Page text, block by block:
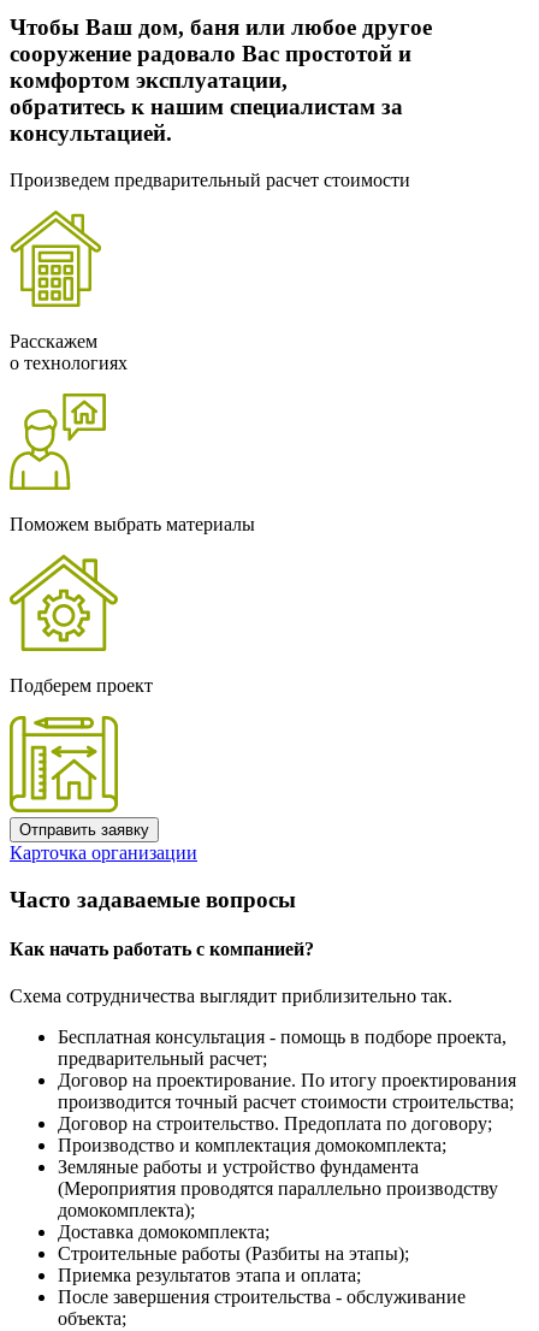
Чтобы Ваш дом, баня или любое другое
сооружение радовало Вас простотой и
комфортом эксплуатации,
обратитесь к нашим специалистам за
консультацией.
Произведем предварительный расчет стоимости
Расскажем
о технологиях
Поможем выбрать материалы
Подберем проект
Отправить заявку
Карточка организации
Часто задаваемые вопросы
Как начать работать с компанией?
Схема сотрудничества выглядит приблизительно так.
Бесплатная консультация - помощь в подборе проекта,
предварительный расчет;
Договор на проектирование. По итогу проектирования
производится точный расчет стоимости строительства;
Договор на строительство. Предоплата по договору;
Производство и комплектация домокомплекта;
Земляные работы и устройство фундамента
(Мероприятия проводятся параллельно производству
домокомплекта);
Доставка домокомплекта;
Строительные работы (Разбиты на этапы);
Приемка результатов этапа и оплата;
После завершения строительства - обслуживание
объекта;